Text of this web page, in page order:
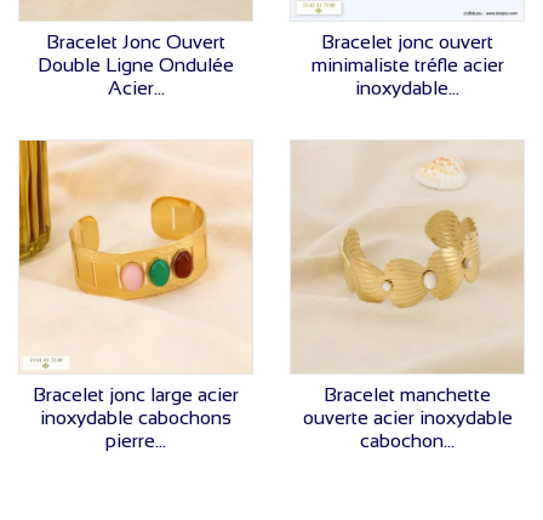
VOIR LE PRIX
Bracelet Jonc Ouvert
Double Ligne Ondulée
Acier...
VOIR LE PRIX
Bracelet jonc ouvert
minimaliste tréfle acier
inoxydable...
VOIR LE PRIX
Bracelet jonc large acier
inoxydable cabochons
pierre...
VOIR LE PRIX
Bracelet manchette
ouverte acier inoxydable
cabochon...